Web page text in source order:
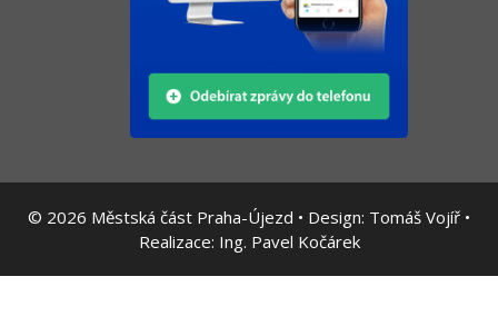
© 2026 Městská část Praha-Újezd • Design: Tomáš Vojíř •
Realizace: Ing. Pavel Kočárek